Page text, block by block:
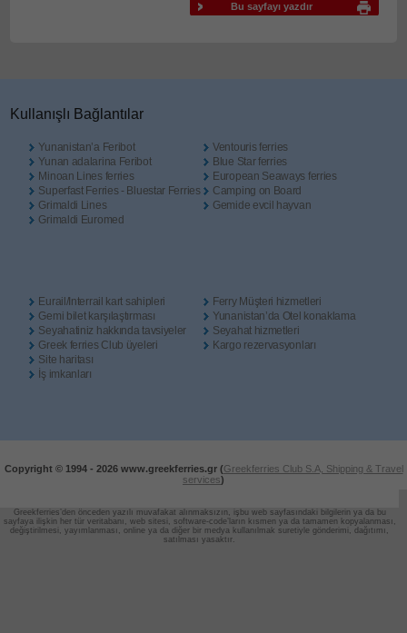
Bu sayfayı yazdır
Κullanışlı Βağlantılar
Yunanistan’a Feribot
Yunan adalarina Feribot
Minoan Lines ferries
Superfast Ferries - Bluestar Ferries
Grimaldi Lines
Grimaldi Euromed
Ventouris ferries
Blue Star ferries
European Seaways ferries
Camping on Board
Gemide evcil hayvan
Eurail/Interrail kart sahipleri
Gemi bilet karşılaştırması
Seyahatiniz hakkında tavsiyeler
Greek ferries Club üyeleri
Site haritası
İş imkanları
Ferry Müşteri hizmetleri
Yunanistan’da Otel konaklama
Seyahat hizmetleri
Kargo rezervasyonları
Copyright © 1994 - 2026 www.greekferries.gr (Greekferries Club S.A, Shipping & Travel
services)
Greekferries’den önceden yazılı muvafakat alınmaksızın, işbu web sayfasındaki bilgilerin ya da bu
sayfaya ilişkin her tür veritabanı, web sitesi, software-code’ların kısmen ya da tamamen kopyalanması,
değiştirilmesi, yayımlanması, online ya da diğer bir medya kullanılmak suretiyle gönderimi, dağıtımı,
satılması yasaktır.